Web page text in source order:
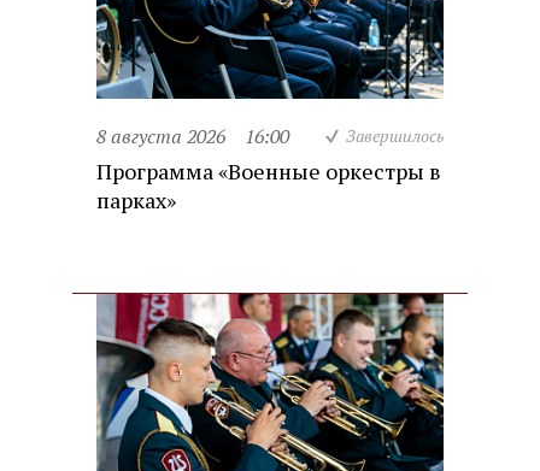
8 августа 2026 16:00 Завершилось
Программа «Военные оркестры в
парках»